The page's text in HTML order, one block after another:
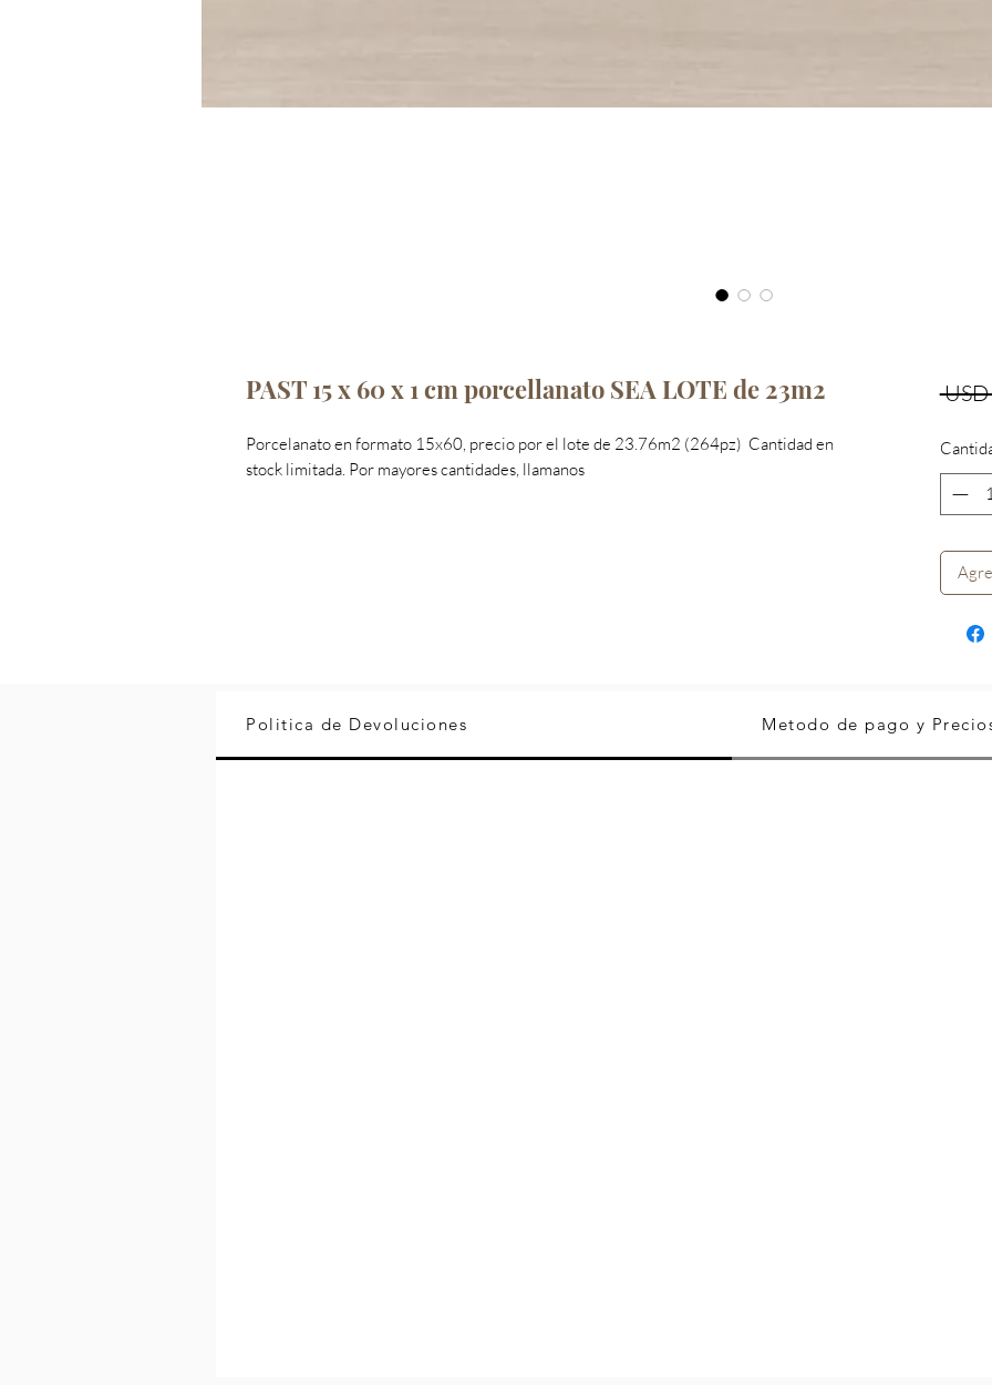
PAST 15 x 60 x 1 cm porcellanato SEA LOTE de 23m2
Porcelanato en formato 15x60, precio por el lote de 23.76m2 (264pz) Cantidad en
stock limitada. Por mayores cantidades, llamanos
Politica de Devoluciones Metodo de pago y